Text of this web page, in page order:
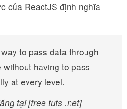
của ReactJS định nghĩa
to pass data through
having to pass
at every level.
tại [free tuts .net]